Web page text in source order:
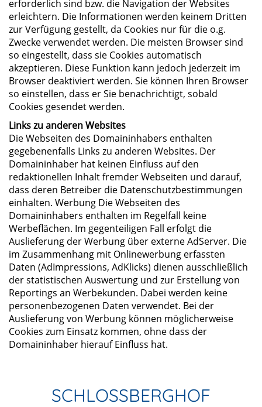
erforderlich sind bzw. die Navigation der Websites
erleichtern. Die Informationen werden keinem Dritten
zur Verfügung gestellt, da Cookies nur für die o.g.
Zwecke verwendet werden. Die meisten Browser sind
so eingestellt, dass sie Cookies automatisch
akzeptieren. Diese Funktion kann jedoch jederzeit im
Browser deaktiviert werden. Sie können Ihren Browser
so einstellen, dass er Sie benachrichtigt, sobald
Cookies gesendet werden.
Links zu anderen Websites
Die Webseiten des Domaininhabers enthalten
gegebenenfalls Links zu anderen Websites. Der
Domaininhaber hat keinen Einfluss auf den
redaktionellen Inhalt fremder Webseiten und darauf,
dass deren Betreiber die Datenschutzbestimmungen
einhalten. Werbung Die Webseiten des
Domaininhabers enthalten im Regelfall keine
Werbeflächen. Im gegenteiligen Fall erfolgt die
Auslieferung der Werbung über externe AdServer. Die
im Zusammenhang mit Onlinewerbung erfassten
Daten (AdImpressions, AdKlicks) dienen ausschließlich
der statistischen Auswertung und zur Erstellung von
Reportings an Werbekunden. Dabei werden keine
personenbezogenen Daten verwendet. Bei der
Auslieferung von Werbung können möglicherweise
Cookies zum Einsatz kommen, ohne dass der
Domaininhaber hierauf Einfluss hat.
SCHLOSSBERGHOF